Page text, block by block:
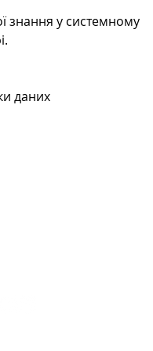
даних